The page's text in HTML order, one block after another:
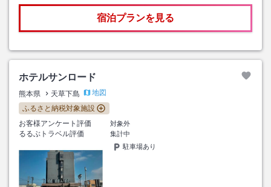
宿泊プランを見る
ホテルサンロード
熊本県 天草下島
地図
ふるさと納税対象施設
お客様アンケート評価
対象外
るるぶトラベル評価
集計中
駐車場あり